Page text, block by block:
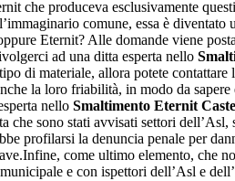
che produceva esclusivamente
comune, essa è
Eternit? Alle domande viene
ad una ditta esperta nello
di materiale, allora potete
la loro friabilità, in modo da
nello Smaltimento Eternit
che sono stati avvisati settori
profilarsi la denuncia penale per
come ultimo elemento, che
e con ispettori dell’Asl e